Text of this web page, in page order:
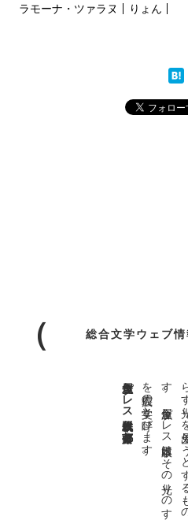
ラモーナ・ツァラヌ
りょん
総合文学ウェブ
。
金魚屋プレス日本版代表 齋藤都